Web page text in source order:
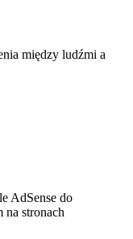
między ludźmi a
AdSense do
na stronach